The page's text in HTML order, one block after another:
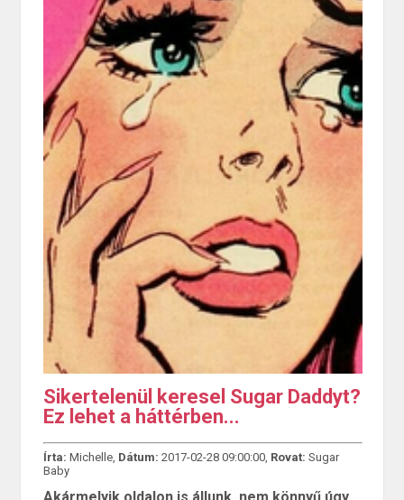
Sikertelenül keresel Sugar Daddyt?
Ez lehet a háttérben...
Írta: Michelle, Dátum: 2017-02-28 09:00:00, Rovat: Sugar
Baby